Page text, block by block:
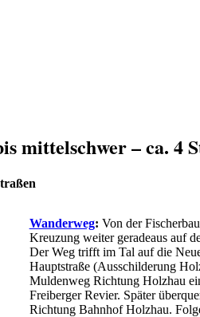
mittelschwer – ca. 4
Wanderweg: Von der
Kreuzung weiter geradeaus auf
Der Weg trifft im Tal auf die
Hauptstraße (Ausschilderung
Muldenweg Richtung Holzhau
Freiberger Revier. Später
Richtung Bahnhof Holzhau.